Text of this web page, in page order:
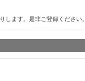
ます。是非ご登録ください。